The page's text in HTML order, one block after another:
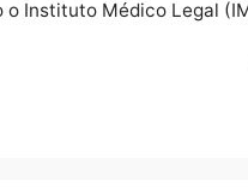
a vítima tentou